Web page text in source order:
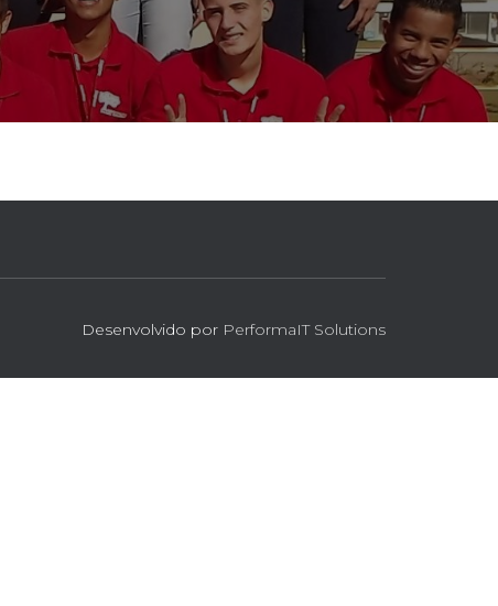
Desenvolvido por PerformaIT Solutions